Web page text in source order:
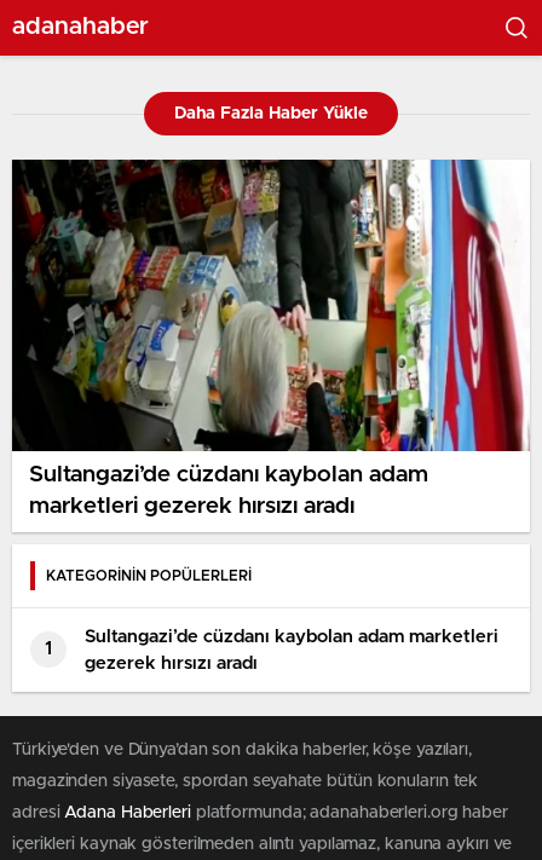
adanahaber
Daha Fazla Haber Yükle
Sultangazi’de cüzdanı kaybolan adam
marketleri gezerek hırsızı aradı
KATEGORİNİN POPÜLERLERİ
1
Sultangazi’de cüzdanı kaybolan adam marketleri
gezerek hırsızı aradı
Türkiye'den ve Dünya’dan son dakika haberler, köşe yazıları,
magazinden siyasete, spordan seyahate bütün konuların tek
adresi Adana Haberleriplatformunda; adanahaberleri.org haber
içerikleri kaynak gösterilmeden alıntı yapılamaz, kanuna aykırı ve